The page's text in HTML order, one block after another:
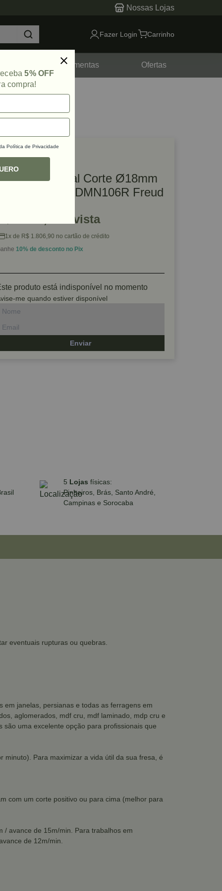
Nossas Lojas
Fazer Login Carrinho
Ferramentas Ofertas
66369
Helicoidal Corte Ø18mm
X 18mm SCH3DMN106R Freud
R$ 1.806,90 à vista
1x de R$ 1.806,90 no cartão de crédito
10% de desconto no Pix
produto está indisponível no momento
me quando estiver disponível
Enviar
5 Lojas físicas:
Pinheiros, Brás, Santo André,
Campinas e Sorocaba
eventuais rupturas ou quebras.
janelas, persianas e todas as ferragens em
aglomerados, mdf cru, mdf laminado, mdp cru e
uma excelente opção para profissionais que
Para maximizar a vida útil da sua fresa, é
com um corte positivo ou para cima (melhor para
/ avance de 15m/min. Para trabalhos em
de 12m/min.
5% OFF
compra!
Política de Privacidade